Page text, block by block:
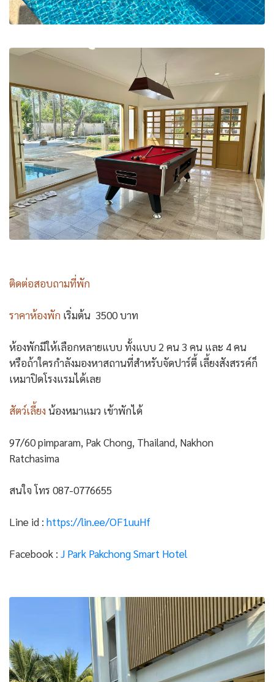
ติดต่อสอบถามที่พัก
ราคาห้องพัก เริ่มต้น 3500 บาท
ห้องพักมีให้เลือกหลายแบบ ทั้งแบบ 2 คน 3 คน และ 4 คน
หรือถ้าใครกำลังมองหาสถานที่สำหรับจัดปาร์ตี้ เลี้ยงสังสรรค์ก็
เหมาปิดโรงแรมได้เลย
สัตว์เลี้ยง น้องหมาแมว เข้าพักได้
97/60 pimparam, Pak Chong, Thailand, Nakhon
Ratchasima
สนใจ โทร 087-0776655
Line id : https://lin.ee/OF1uuHf
Facebook : J Park Pakchong Smart Hotel